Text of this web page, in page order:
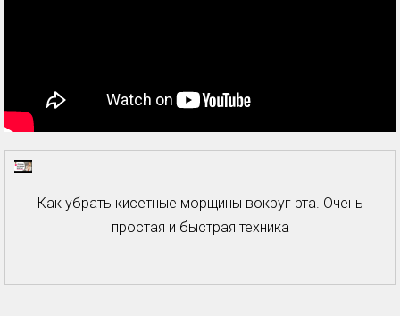
Как убрать кисетные морщины вокруг рта. Очень
простая и быстрая техника